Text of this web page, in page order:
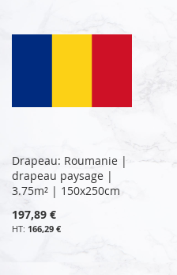
Drapeau: Roumanie |
drapeau paysage |
3.75m² | 150x250cm
197,89 €
166,29 €